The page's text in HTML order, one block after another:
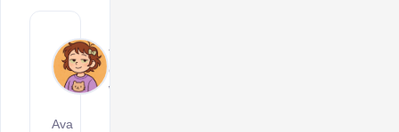
Content
Writer
Ava